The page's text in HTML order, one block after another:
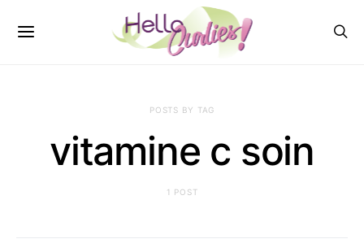
POSTS BY TAG
vitamine c soin
1 POST